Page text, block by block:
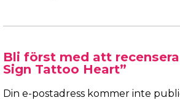
Bli först med att recensera
Sign Tattoo Heart”
Din e-postadress kommer inte